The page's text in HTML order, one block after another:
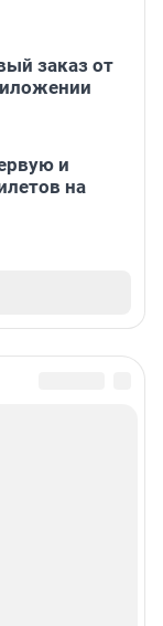
заказ от
и
на